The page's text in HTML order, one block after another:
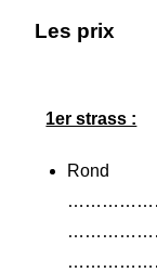
Les prix
1er strass :
Rond